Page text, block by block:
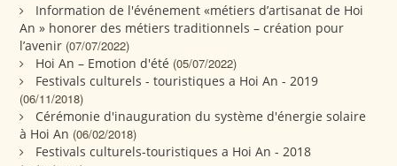
Information de l'événement «métiers d’artisanat de Hoi
An » honorer des métiers traditionnels – création pour
l’avenir (07/07/2022)
Hoi An – Emotion d'été (05/07/2022)
Festivals culturels - touristiques a Hoi An - 2019
(06/11/2018)
Cérémonie d'inauguration du système d'énergie solaire
à Hoi An (06/02/2018)
Festivals culturels-touristiques a Hoi An - 2018